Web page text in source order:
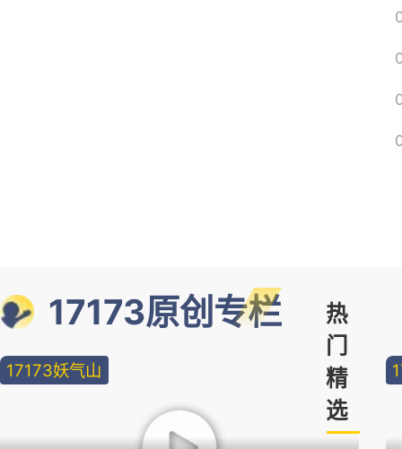
17173原创专栏
热
门
精
选
17173妖气山